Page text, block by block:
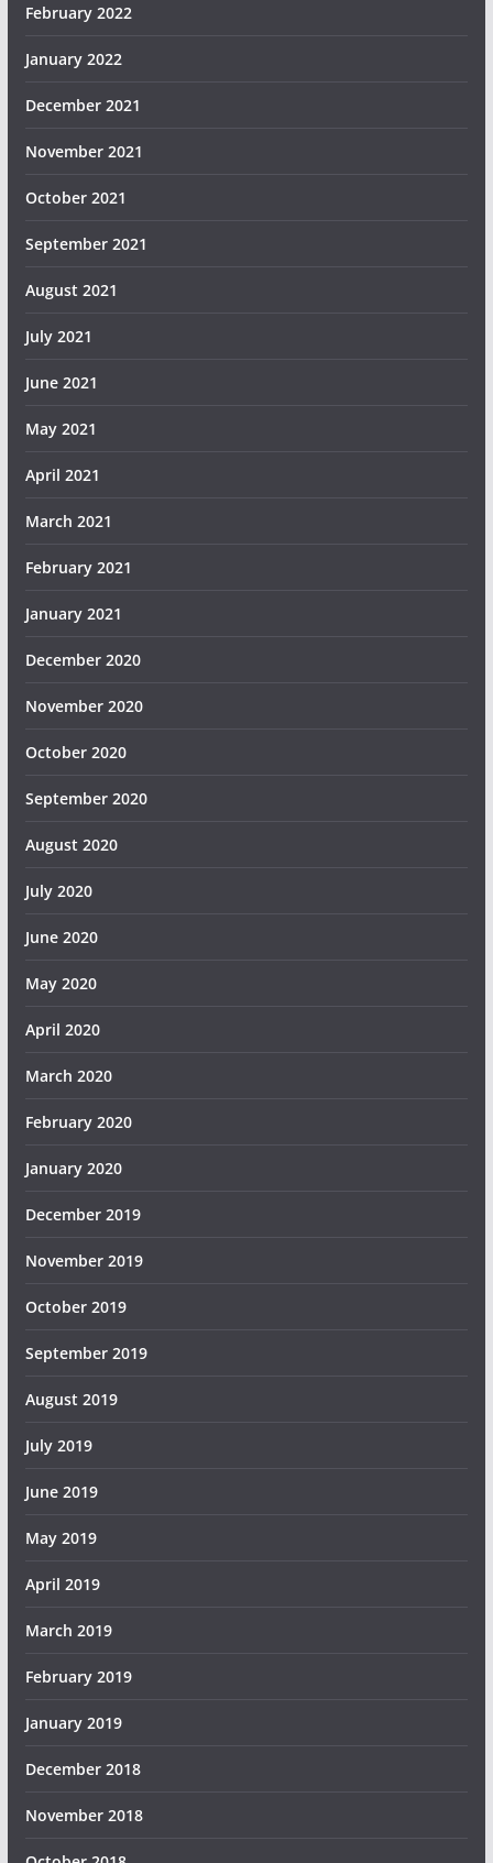
February 2022
January 2022
December 2021
November 2021
October 2021
September 2021
August 2021
July 2021
June 2021
May 2021
April 2021
March 2021
February 2021
January 2021
December 2020
November 2020
October 2020
September 2020
August 2020
July 2020
June 2020
May 2020
April 2020
March 2020
February 2020
January 2020
December 2019
November 2019
October 2019
September 2019
August 2019
July 2019
June 2019
May 2019
April 2019
March 2019
February 2019
January 2019
December 2018
November 2018